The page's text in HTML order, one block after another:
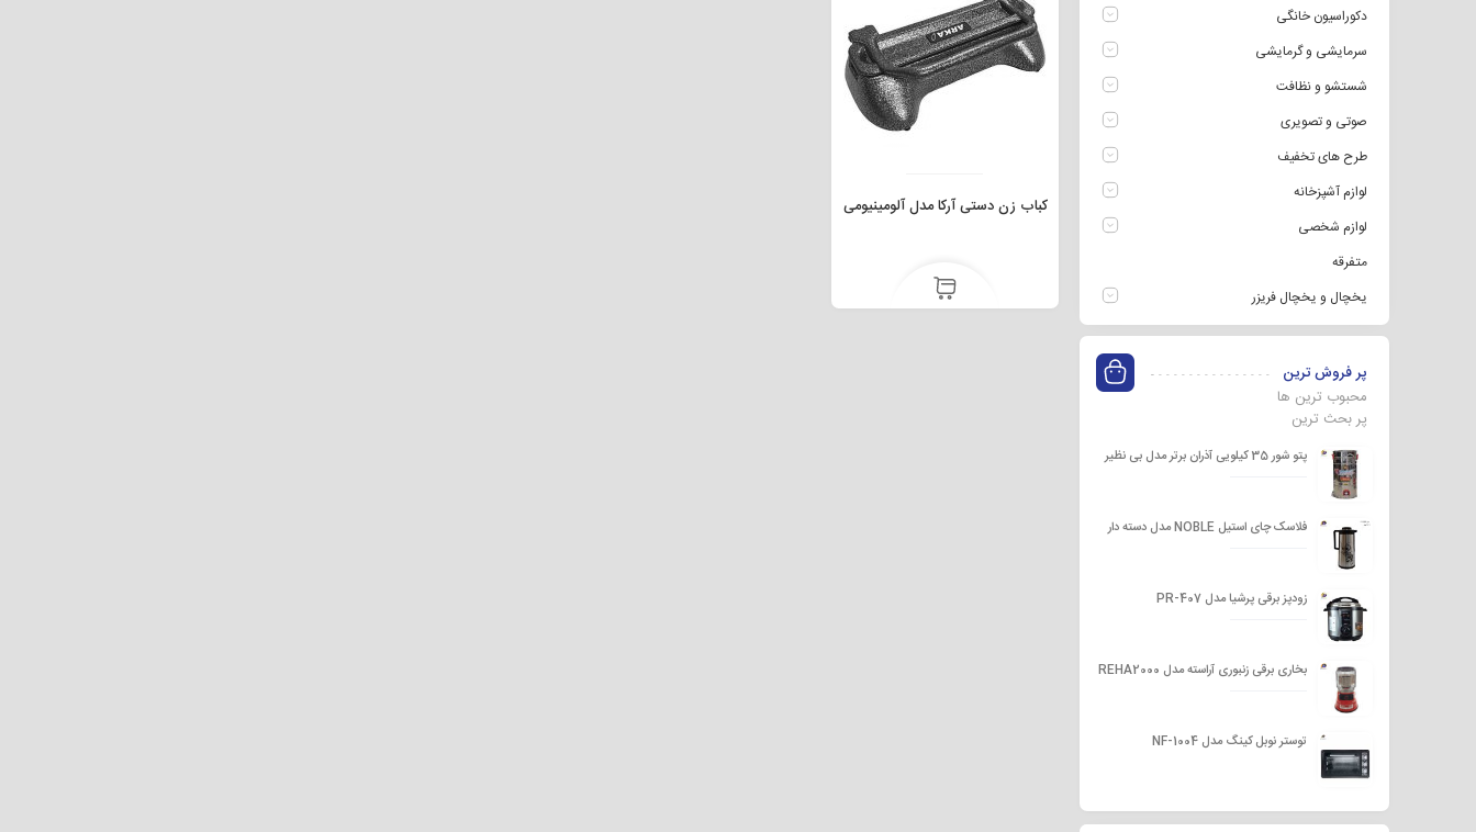
کباب زن دستی آرکا مدل آلومینیومی
دکوراسیون خانگی
سرمایشی و گرمایشی
شستشو و نظافت
صوتی و تصویری
طرح های تخفیف
لوازم آشپزخانه
لوازم شخصی
متفرقه
یخچال و یخچال فریزر
پر فروش ترین
محبوب ترین ها
پر بحث ترین
پتو شور 35 کیلویی آذران برتر مدل بی نظیر
فلاسک چای استیل NOBLE مدل دسته دار
زودپز برقی پرشیا مدل PR-407
بخاری برقی زنبوری آراسته مدل REHA2000
توستر نوبل کینگ مدل NF-1004